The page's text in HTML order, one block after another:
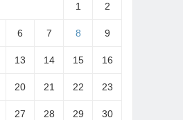
1 2
6 7 8 9
13 14 15 16
20 21 22 23
27 28 29 30